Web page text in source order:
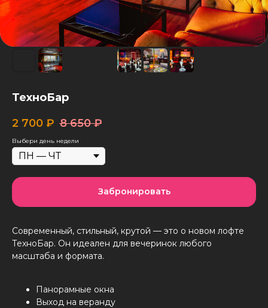
ТехноБар
2 700 ₽ 8 650 ₽
Выбери день недели
Забронировать
Современный, стильный, крутой — это о новом лофте
ТехноБар. Он идеален для вечеринок любого
масштаба и формата.
Панорамные окна
Выход на веранду